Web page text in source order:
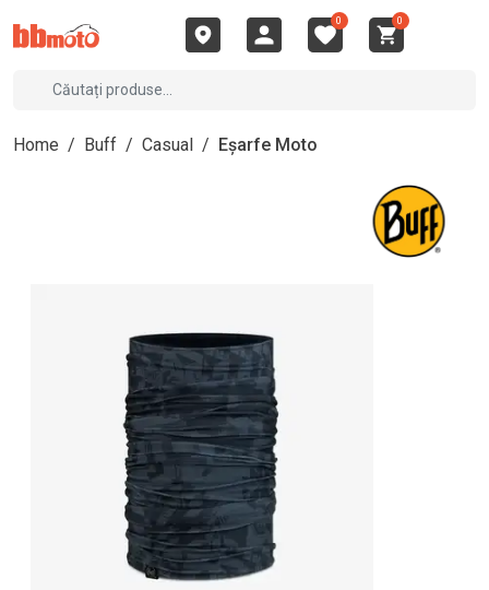
0 0
Home / Buff / Casual / Eșarfe Moto